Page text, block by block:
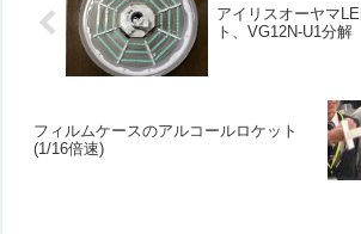
アイリスオーヤマ
ト、VG12N-U1分解
フィルムケースのアルコールロケット
(1/16倍速)